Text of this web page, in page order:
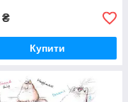
₴
Купити